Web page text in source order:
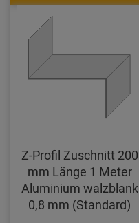
Z-Profil Zuschnitt 200
mm Länge 1 Meter
Aluminium walzblank
0,8 mm (Standard)